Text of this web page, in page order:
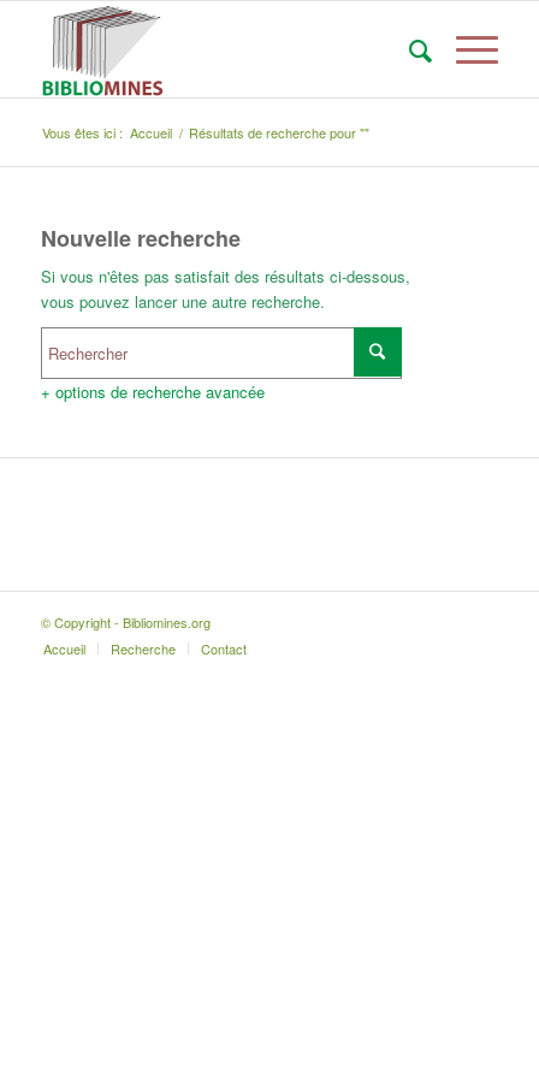
Vous êtes ici : Accueil / Résultats de recherche pour ""
Nouvelle recherche
Si vous n'êtes pas satisfait des résultats ci-dessous,
vous pouvez lancer une autre recherche.
+ options de recherche avancée
© Copyright - Bibliomines.org
Accueil
Recherche Contact